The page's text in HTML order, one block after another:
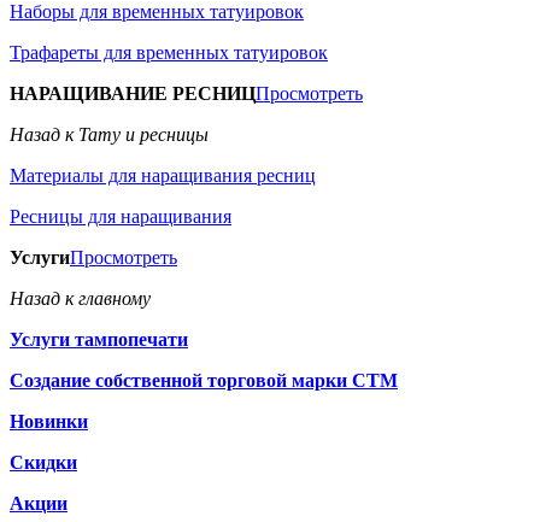
Наборы для временных татуировок
Трафареты для временных татуировок
НАРАЩИВАНИЕ РЕСНИЦПросмотреть
Назад к Тату и ресницы
Материалы для наращивания ресниц
Ресницы для наращивания
УслугиПросмотреть
Назад к главному
Услуги тампопечати
Создание собственной торговой марки СТМ
Новинки
Скидки
Акции